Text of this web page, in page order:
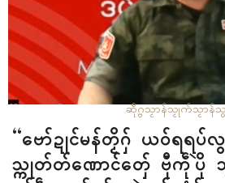
ဆဵုဂ္ဗသၟာန်သၟုက်သၟာန်
“ဗော်ဍုၚ်မန်တၟိဂှ် ယဝ်ရ
သ္ကုတ်တ်ဏောၚ်တှ်ေ ဗီုကဵုပိုဲ သွ